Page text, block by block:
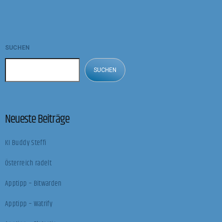
SUCHEN
SUCHEN
Neueste Beiträge
KI Buddy Steffi
Österreich radelt
Apptipp – Bitwarden
Apptipp – Watrify